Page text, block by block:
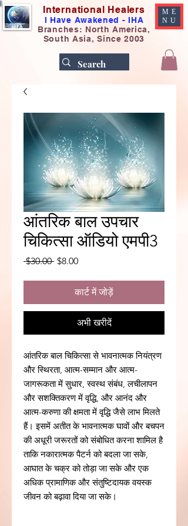
International Healers
I Have Awakened - IHA
Branches: North America,
South Asia, Since 2003
ME
NU
आंतरिक बाल उपचार
चिकित्सा ऑडियो एमपी3
$30.00 नियमित मूल्य
$8.00बिक्री मूल्य
कार्ट में जोड़ें
अभी खरीदें
आंतरिक बाल चिकित्सा से भावनात्मक नियंत्रण
और स्थिरता, आत्म-सम्मान और आत्म-
जागरूकता में सुधार, स्वस्थ संबंध, लचीलापन
और सशक्तिकरण में वृद्धि, और आनंद और
आत्म-करुणा की क्षमता में वृद्धि जैसे लाभ मिलते
हैं। इसमें अतीत के भावनात्मक घावों और बचपन
की अधूरी जरूरतों को संबोधित करना शामिल है
ताकि नकारात्मक पैटर्न को बदला जा सके,
आघात के चक्र को तोड़ा जा सके और एक
अधिक प्रामाणिक और संतुष्टिदायक वयस्क
जीवन को बढ़ावा दिया जा सके।